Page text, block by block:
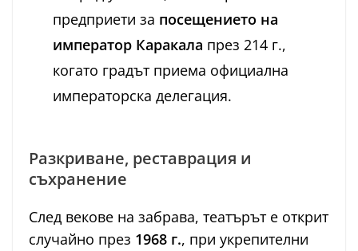
предприети за посещението на
император Каракала през 214 г.,
когато градът приема официална
императорска делегация.
Разкриване, реставрация и
съхранение
След векове на забрава, театърът е открит
случайно през 1968 г., при укрепителни